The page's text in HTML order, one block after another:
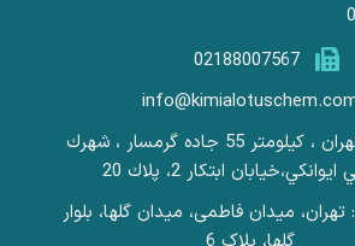
کارخانه : تهران ، كيلومتر 55 جاده گرمسار ، شهرك
ابتكار 2، پلاك 20
تهران، میدان فاطمی، میدان گلها، بلوار